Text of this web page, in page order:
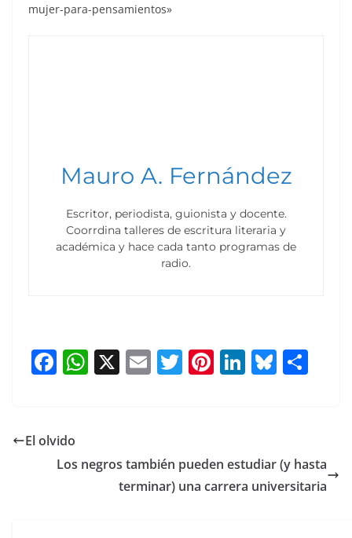
mujer-para-pensamientos»
Mauro A. Fernández
Escritor, periodista, guionista y docente.
Coorrdina talleres de escritura literaria y
académica y hace cada tanto programas de
radio.
F
e
b
W
A
X E T Pi
st
Li
dI
n
Bl
y
El olvido
Los negros también pueden estudiar (y hasta
terminar) una carrera universitaria